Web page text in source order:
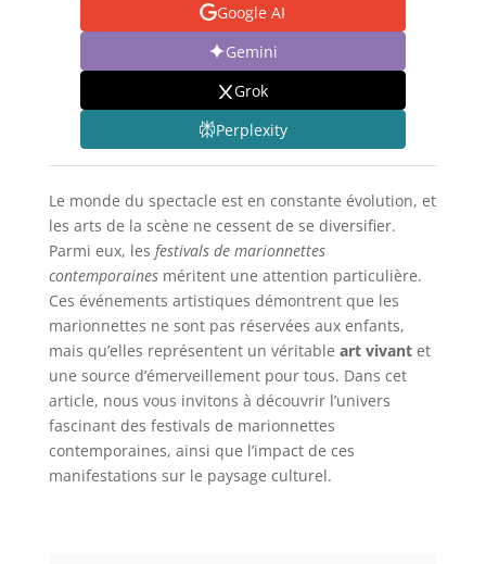
Google AI
Gemini
Grok
Perplexity
Le monde du spectacle est en constante évolution, et
les arts de la scène ne cessent de se diversifier.
Parmi eux, les festivals de marionnettes
contemporainesméritent une attention particulière.
Ces événements artistiques démontrent que les
marionnettes ne sont pas réservées aux enfants,
mais qu’elles représentent un véritable art vivantet
une source d’émerveillement pour tous. Dans cet
article, nous vous invitons à découvrir l’univers
fascinant des festivals de marionnettes
contemporaines, ainsi que l’impact de ces
manifestations sur le paysage culturel.